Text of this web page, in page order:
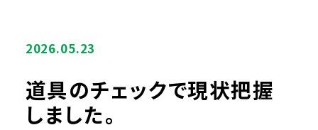
2026.05.23
道具のチェックで現状把握
しました。